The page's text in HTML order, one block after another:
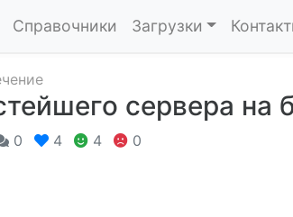
Справочники Загрузки
сервера на
0 4 4 0